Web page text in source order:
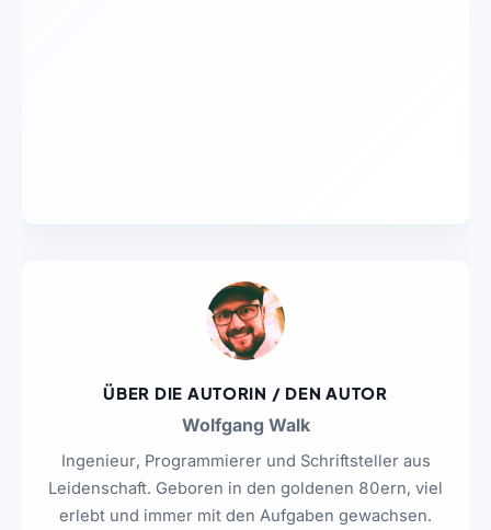
ÜBER DIE AUTORIN / DEN AUTOR
Wolfgang Walk
Ingenieur, Programmierer und Schriftsteller aus
Leidenschaft. Geboren in den goldenen 80ern, viel
erlebt und immer mit den Aufgaben gewachsen.